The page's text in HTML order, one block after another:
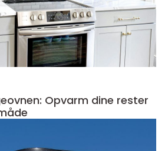
Opvarm dine rester